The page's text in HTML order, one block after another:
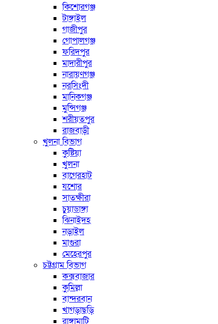
কিশোরগঞ্জ
টাঙ্গাইল
গাজীপুর
গোপালগঞ্জ
ফরিদপুর
মাদারীপুর
নারায়ণগঞ্জ
নরসিংদী
মানিকগঞ্জ
মুন্সিগঞ্জ
শরীয়তপুর
রাজবাড়ী
খুলনা বিভাগ
কুষ্টিয়া
খুলনা
বাগেরহাট
যশোর
সাতক্ষীরা
চুয়াডাঙ্গা
ঝিনাইদহ
নড়াইল
মাগুরা
মেহেরপুর
চট্টগ্রাম বিভাগ
কক্সবাজার
কুমিল্লা
বান্দরবান
খাগড়াছড়ি
রাঙ্গামাটি